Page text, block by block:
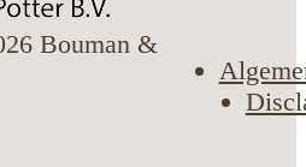
Bouman &